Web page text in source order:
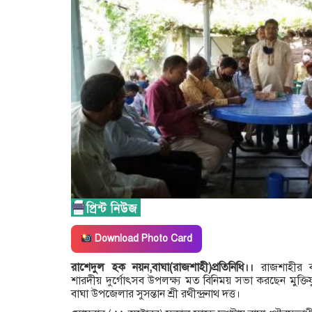
Download Photo Card
রাশেদুল হক নয়ন,বাঘা(রাজশাহী)প্রতিনিধি।।রাজশাহীর
শারদীয় দুর্গোৎসব উপলক্ষ্য মত বিনিময় সভা করছেন
বাঘা উপজেলার সুসন্তান শ্রী রথীন্দ্রনাথ দত্ত।